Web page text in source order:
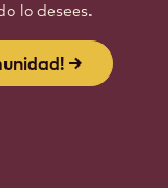
lo desees.